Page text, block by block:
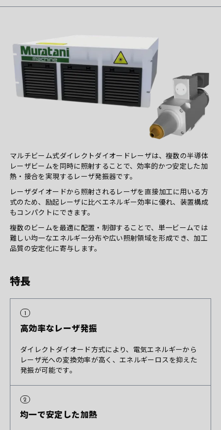
マルチビーム式ダイレクトダイオードレーザは、複数の半導体
レーザビームを同時に照射することで、効率的かつ安定した加
熱・接合を実現するレーザ発振器です。
レーザダイオードから照射されるレーザを直接加工に用いる方
式のため、励起レーザに比べエネルギー効率に優れ、装置構成
もコンパクトにできます。
複数のビームを最適に配置・制御することで、単一ビームでは
難しい均一なエネルギー分布や広い照射領域を形成でき、加工
品質の安定化に寄与します。
特長
1
高効率なレーザ発振
ダイレクトダイオード方式により、電気エネルギーから
レーザ光への変換効率が高く、エネルギーロスを抑えた
発振が可能です。
2
均一で安定した加熱